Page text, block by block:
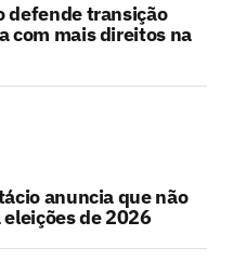
defende transição
com mais direitos na
anuncia que não
de 2026